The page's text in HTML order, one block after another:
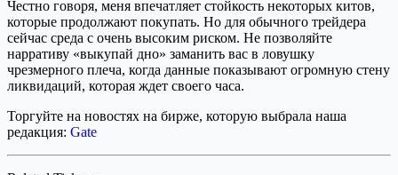
Честно говоря, меня впечатляет стойкость некоторых китов,
которые продолжают покупать. Но для обычного трейдера
сейчас среда с очень высоким риском. Не позволяйте
нарративу «выкупай дно» заманить вас в ловушку
чрезмерного плеча, когда данные показывают огромную стену
ликвидаций, которая ждет своего часа.
Торгуйте на новостях на бирже, которую выбрала наша
редакция: Gate